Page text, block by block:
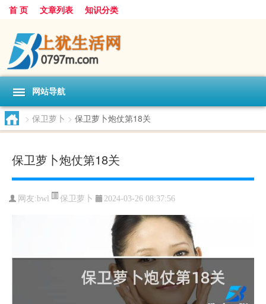
首 页 文章列表 知识分类
网站导航
> 保卫萝卜 > 保卫萝卜炮仗第18关
保卫萝卜炮仗第18关
网友:bwl 保卫萝卜 2024-03-26 08:37:56